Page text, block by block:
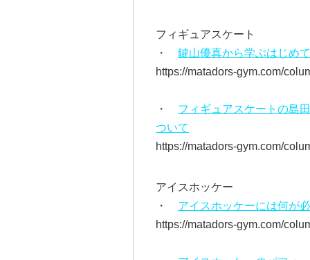
フィギュアスケート
・ 鍵山優真から学ぶはじめ
https://matadors-gym.com/
・ フィギュアスケートの島
ついて
https://matadors-gym.com/
アイスホッケー
・ アイスホッケーには何が
https://matadors-gym.com/